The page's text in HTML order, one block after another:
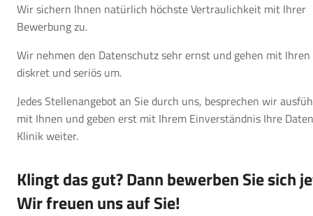
Wir sichern Ihnen natürlich höchste Vertraulichkeit mit Ihrer
Bewerbung zu.
Wir nehmen den Datenschutz sehr ernst und gehen mit
diskret und seriös um.
Jedes Stellenangebot an Sie durch uns, besprechen wir
mit Ihnen und geben erst mit Ihrem Einverständnis Ihre
Klinik weiter.
Klingt das gut? Dann bewerben Sie sich
Wir freuen uns auf Sie!